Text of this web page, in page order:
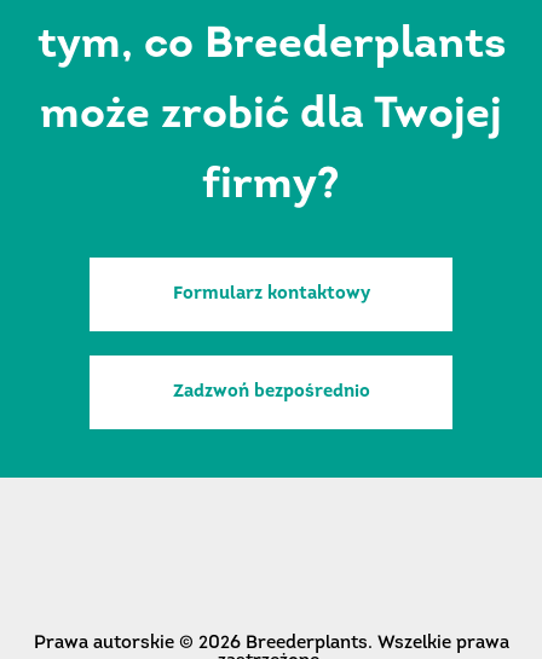
tym, co Breederplants
może zrobić dla Twojej
firmy?
Formularz kontaktowy
Zadzwoń bezpośrednio
Prawa autorskie © 2026 Breederplants. Wszelkie prawa